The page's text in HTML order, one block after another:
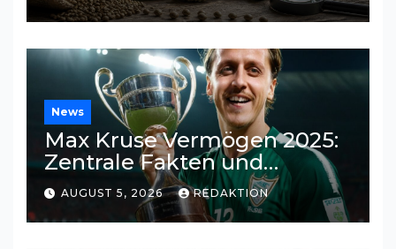
News
Max Kruse Vermögen 2025:
Zentrale Fakten und
Einkommensquellen
AUGUST 5, 2026 REDAKTION